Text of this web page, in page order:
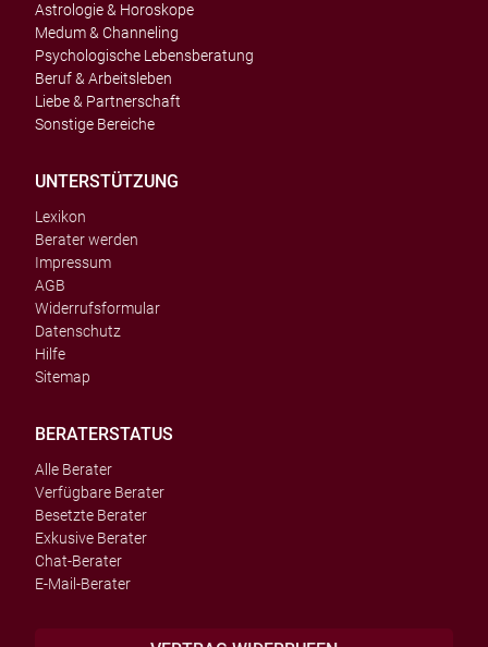
Astrologie & Horoskope
Medum & Channeling
Psychologische Lebensberatung
Beruf & Arbeitsleben
Liebe & Partnerschaft
Sonstige Bereiche
UNTERSTÜTZUNG
Lexikon
Berater werden
Impressum
AGB
Widerrufsformular
Datenschutz
Hilfe
Sitemap
BERATERSTATUS
Alle Berater
Verfügbare Berater
Besetzte Berater
Exkusive Berater
Chat-Berater
E-Mail-Berater